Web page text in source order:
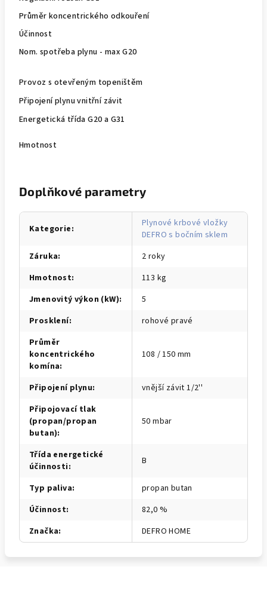
Průměr koncentrického odkouření
Účinnost
Nom. spotřeba plynu - max G20
Provoz s otevřeným topeništěm
Připojení plynu vnitřní závit
Energetická třída G20 a G31
Hmotnost
Doplňkové parametry
Kategorie:
Plynové krbové vložky
DEFRO s bočním sklem
Záruka:
2 roky
Hmotnost:
113 kg
Jmenovitý výkon (kW):
5
Prosklení:
rohové pravé
Průměr
koncentrického
komína:
108 / 150 mm
Připojení plynu:
vnější závit 1/2''
Připojovací tlak
(propan/propan
butan):
50 mbar
Třída energetické
účinnosti: B
Typ paliva:
propan butan
Účinnost:
82,0 %
Značka: DEFRO HOME